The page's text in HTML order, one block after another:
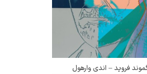
فروید – اندی وارهول